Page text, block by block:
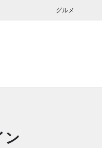
グルメ
ン